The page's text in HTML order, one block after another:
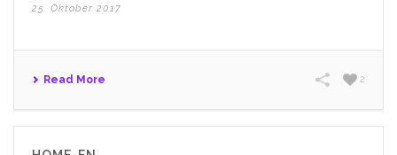
25. Oktober 2017
Read More 2